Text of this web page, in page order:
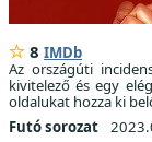
8 IMDb
Az országúti
kivitelező és egy
oldalukat hozza ki
Futó sorozat